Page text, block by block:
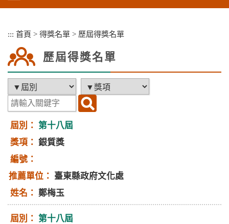
::: 首頁 > 得獎名單 > 歷屆得獎名單
歷屆得獎名單
第十八屆
銀質獎
臺東縣政府文化處
鄭梅玉
第十八屆